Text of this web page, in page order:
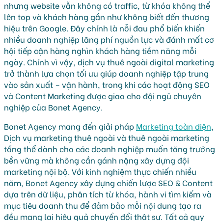
nhưng website vẫn không có traffic, từ khóa không thể
lên top và khách hàng gần như không biết đến thương
hiệu trên Google. Đây chính là nỗi đau phổ biến khiến
nhiều doanh nghiệp lãng phí nguồn lực và đánh mất cơ
hội tiếp cận hàng nghìn khách hàng tiềm năng mỗi
ngày. Chính vì vậy, dịch vụ thuê ngoài digital marketing
trở thành lựa chọn tối ưu giúp doanh nghiệp tập trung
vào sản xuất – vận hành, trong khi các hoạt động SEO
và Content Marketing được giao cho đội ngũ chuyên
nghiệp của Bonet Agency.
Bonet Agency mang đến giải pháp Marketing toàn diện,
Dịch vụ marketing thuê ngoài và thuê ngoài marketing
tổng thể dành cho các doanh nghiệp muốn tăng trưởng
bền vững mà không cần gánh nặng xây dựng đội
marketing nội bộ. Với kinh nghiệm thực chiến nhiều
năm, Bonet Agency xây dựng chiến lược SEO & Content
dựa trên dữ liệu, phân tích từ khóa, hành vi tìm kiếm và
mục tiêu doanh thu để đảm bảo mỗi nội dung tạo ra
đều mang lại hiệu quả chuyển đổi thật sự. Tất cả quy